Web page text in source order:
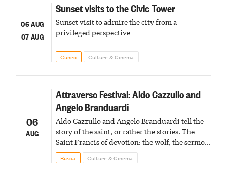
06 AUG
07 AUG
Sunset visits to the Civic Tower
Sunset visit to admire the city from a
privileged perspective
Cuneo Culture & Cinema
06
AUG
Attraverso Festival: Aldo Cazzullo and
Angelo Branduardi
Aldo Cazzullo and Angelo Branduardi tell the
story of the saint, or rather the stories. The
Saint Francis of devotion: the wolf, the sermon
to the birds, the stigmata
Busca Culture & Cinema